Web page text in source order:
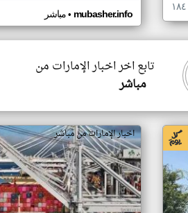
مباشر• mubasher.info
تابع اخر اخبار الإمارات من
مباشر
اخبار الإمارات من مباشر